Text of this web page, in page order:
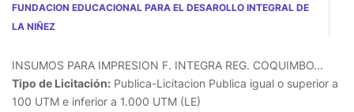
FUNDACION EDUCACIONAL PARA EL DESAROLLO INTEGRAL DE
LA NIÑEZ
INSUMOS PARA IMPRESION F. INTEGRA REG. COQUIMBO...
Tipo de Licitación: Publica-Licitacion Publica igual o superior a
100 UTM e inferior a 1.000 UTM (LE)